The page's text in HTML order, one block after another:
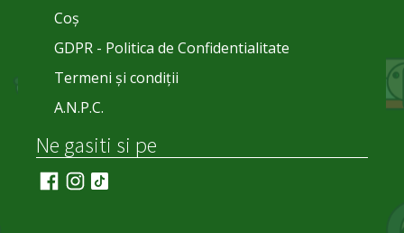
Coș
GDPR - Politica de Confidentialitate
Termeni și condiții
A.N.P.C.
Ne gasiti si pe